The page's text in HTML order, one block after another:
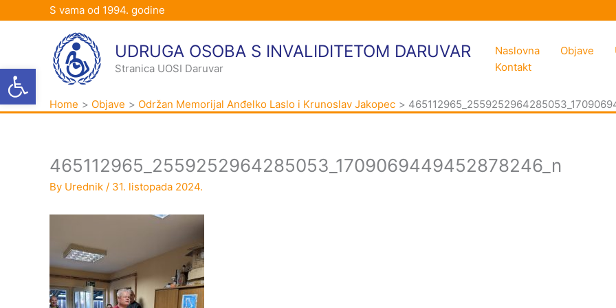
Open toolbar
to
S vama od 1994. godine
UDRUGA OSOBA S INVALIDITETOM DARUVAR
Stranica UOSI Daruvar
Naslovna Objave
Kontakt
Home Objave Održan Memorijal Anđelko Laslo i Krunoslav Jakopec
465112965_2559252964285053_1709069449452878246_n
By Urednik / 31. listopada 2024.